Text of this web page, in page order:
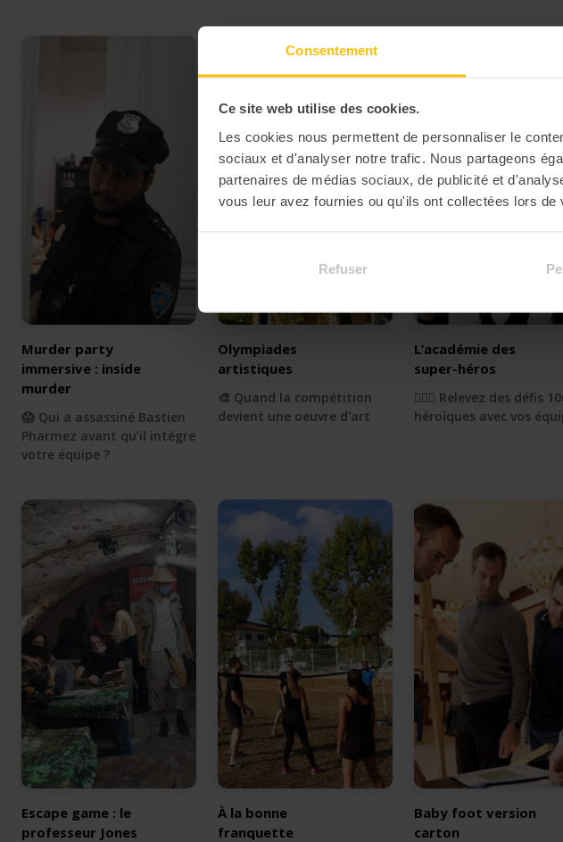
Consentement
Ce site web utilise des cookies.
Les cookies nous permettent de personnaliser le
sociaux et d'analyser notre trafic. Nous partageons
partenaires de médias sociaux, de publicité et
vous leur avez fournies ou qu'ils ont collectées lors de
Refuser
Murder party
immersive : inside
murder
😱 Qui a assassiné Bastien
Pharmez avant qu’il intègre
votre équipe ?
Olympiades
artistiques
🎨 Quand la compétition
devient une oeuvre d'art
L’académie des
super-héros
🦸🏻‍♂️ Relevez des défis
héroïques avec vos
Escape game : le
professeur Jones
À la bonne
franquette
Baby foot version
carton